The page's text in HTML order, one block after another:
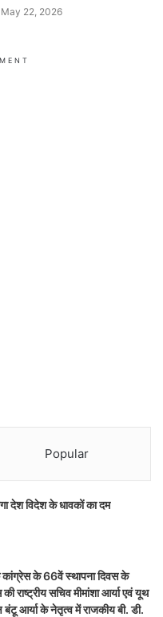
May 22, 2026
Popular
देश विदेश के धावकों का दम
कांग्रेस के 66वें स्थापना दिवस के
राष्ट्रीय सचिव मीमांशा आर्या एवं यूथ
आर्या के नेतृत्व में राजकीय बी. डी.